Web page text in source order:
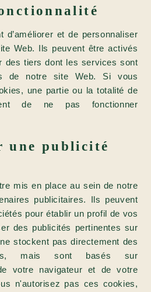
d’améliorer et de personnaliser
Web. Ils peuvent être activés
des tiers dont les services sont
de notre site Web. Si vous
une partie ou la totalité de
de ne pas fonctionner
une publicité
mis en place au sein de notre
publicitaires. Ils peuvent
pour établir un profil de vos
des publicités pertinentes sur
stockent pas directement des
mais sont basés sur
votre navigateur et de votre
n'autorisez pas ces cookies,
PARIS
RESTAURANT
BRUNCH
TERRACE